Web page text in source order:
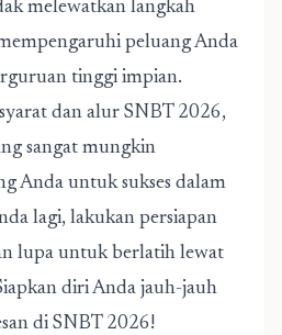
melewatkan langkah
peluang Anda
tinggi impian.
dan alur SNBT 2026,
sangat mungkin
Anda untuk sukses dalam
lagi, lakukan persiapan
lupa untuk berlatih lewat
diri Anda jauh-jauh
di SNBT 2026!